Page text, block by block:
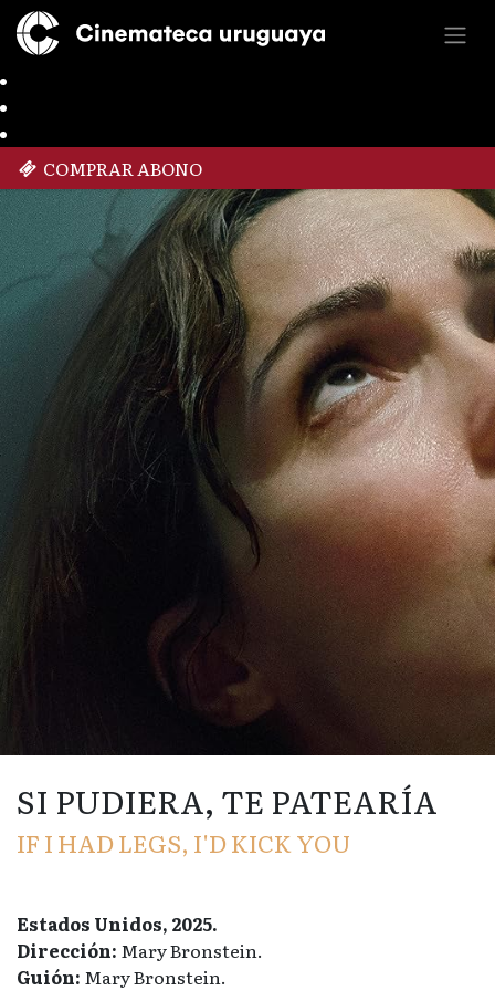
COMPRAR ABONO
SI PUDIERA, TE PATEARÍA
IF I HAD LEGS, I'D KICK YOU
Estados Unidos, 2025.
Dirección: Mary Bronstein.
Guión: Mary Bronstein.